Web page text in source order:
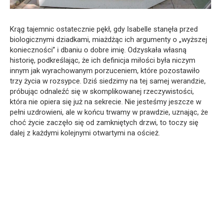
Krąg tajemnic ostatecznie pękł, gdy Isabelle stanęła przed
biologicznymi dziadkami, miażdżąc ich argumenty o „wyższej
konieczności” i dbaniu o dobre imię. Odzyskała własną
historię, podkreślając, że ich definicja miłości była niczym
innym jak wyrachowanym porzuceniem, które pozostawiło
trzy życia w rozsypce. Dziś siedzimy na tej samej werandzie,
próbując odnaleźć się w skomplikowanej rzeczywistości,
która nie opiera się już na sekrecie. Nie jesteśmy jeszcze w
pełni uzdrowieni, ale w końcu trwamy w prawdzie, uznając, że
choć życie zaczęło się od zamkniętych drzwi, to toczy się
dalej z każdymi kolejnymi otwartymi na oścież.